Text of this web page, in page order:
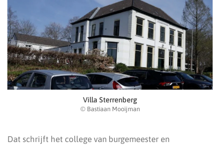
Villa Sterrenberg
© Bastiaan Mooijman
Dat schrijft het college van burgemeester en